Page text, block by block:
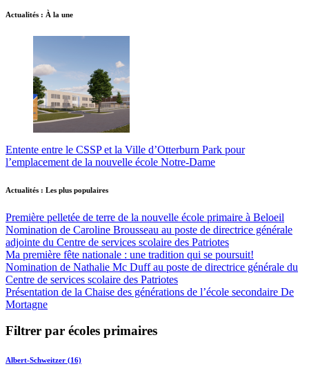
Actualités : À la une
Entente entre le CSSP et la Ville d’Otterburn Park pour
l’emplacement de la nouvelle école Notre-Dame
Actualités : Les plus populaires
Première pelletée de terre de la nouvelle école primaire à Beloeil
Nomination de Caroline Brousseau au poste de directrice générale
adjointe du Centre de services scolaire des Patriotes
Ma première fête nationale : une tradition qui se poursuit!
Nomination de Nathalie Mc Duff au poste de directrice générale du
Centre de services scolaire des Patriotes
Présentation de la Chaise des générations de l’école secondaire De
Mortagne
Filtrer par écoles primaires
Albert-Schweitzer (16)